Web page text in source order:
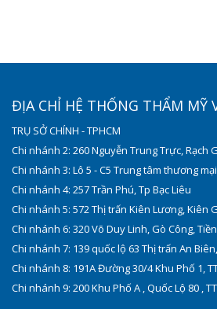
ĐỊA CHỈ HỆ THỐNG THẨM MỸ
TRỤ SỞ CHÍNH - TPHCM
Chi nhánh 2: 260 Nguyễn Trung Trực, Rạch
Chi nhánh 3: Lô 5 - C5 Trung tâm thương
Chi nhánh 4: 257 Trần Phú, Tp Bạc Liêu
Chi nhánh 5: 572 Thị trấn Kiên Lương, Kiên
Chi nhánh 6: 320 Võ Duy Linh, Gò Công,
Chi nhánh 7: 139 quốc lộ 63 Thị trấn An
Chi nhánh 8: 191A Đường 30/4 Khu Phố 1,
Chi nhánh 9: 200 Khu Phố A , Quốc Lộ 80 ,